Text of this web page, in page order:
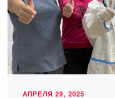
АПРЕЛЯ 29, 2025